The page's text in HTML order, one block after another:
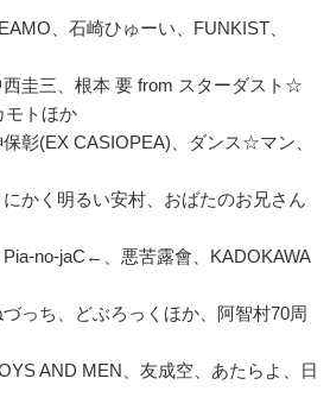
、石崎ひゅーい、FUNKIST、
圭三、根本 要 from スターダスト☆
モトほか
彰(EX CASIOPEA)、ダンス☆マン、
かく明るい安村、おばたのお兄さん
no-jaC←、悪苦露會、KADOKAWA
っち、どぶろっくほか、阿智村70周
AND MEN、友成空、あたらよ、日